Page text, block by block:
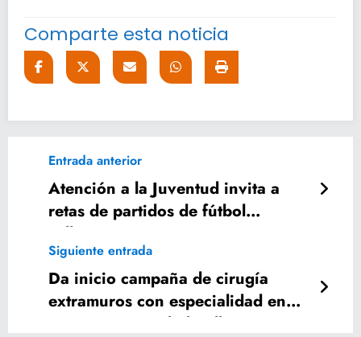
Comparte esta noticia
Entrada anterior
Atención a la Juventud invita a
retas de partidos de fútbol
callejero.
Siguiente entrada
Da inicio campaña de cirugía
extramuros con especialidad en
catarata en Ciudad Valles.